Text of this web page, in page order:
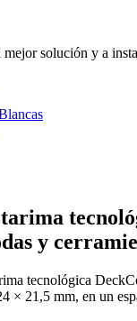
solución y a
y
tecnológica
× 21,5 mm, en un